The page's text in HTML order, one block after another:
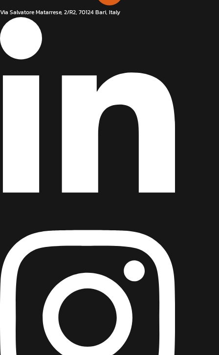
Via Salvatore Matarrese, 2/R2, 70124 Bari, Italy